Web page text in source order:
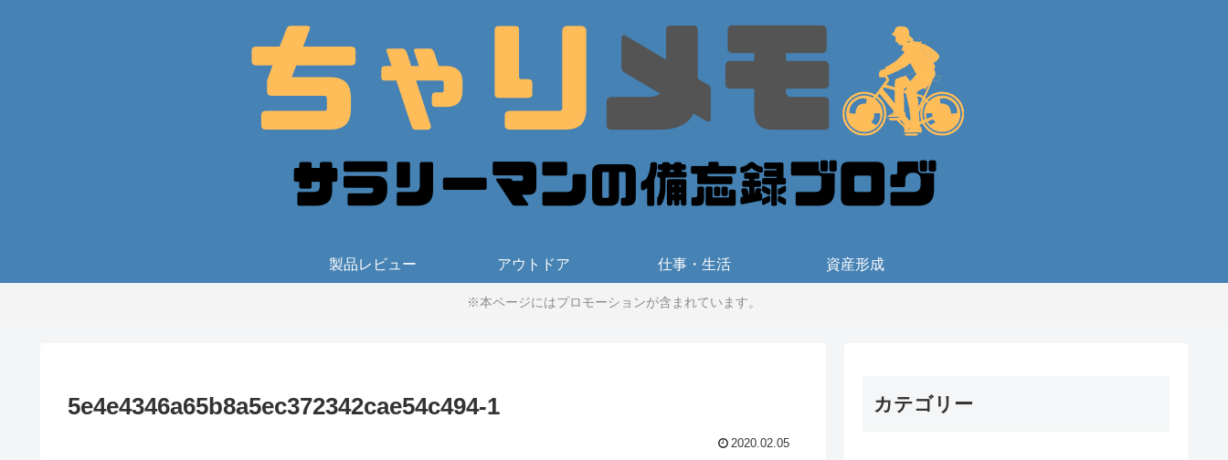
製品レビュー アウトドア 仕事・生活 資産形成
※本ページにはプロモーションが含まれています。
5e4e4346a65b8a5ec372342cae54c494-1
2020.02.05
カテゴリー